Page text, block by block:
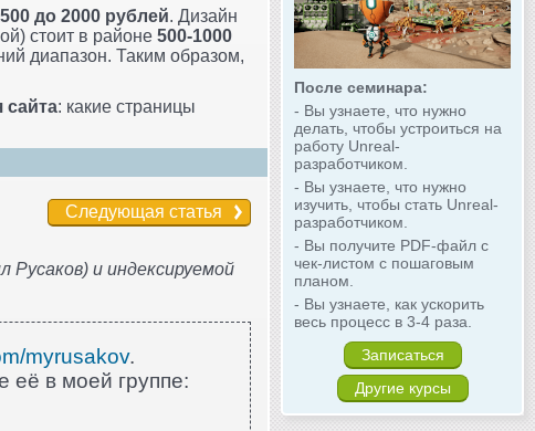
После семинара:
- Вы узнаете, что нужно
делать, чтобы устроиться на
работу Unreal-
разработчиком.
- Вы узнаете, что нужно
изучить, чтобы стать Unreal-
разработчиком.
- Вы получите PDF-файл с
чек-листом с пошаговым
планом.
- Вы узнаете, как ускорить
весь процесс в 3-4 раза.
Записаться
Другие курсы
до 2000 рублей. Дизайн
стоит в районе 500-1000
диапазон. Таким образом,
сайта: какие страницы
Следующая статья
и индексируемой
myrusakov.
её в моей группе: